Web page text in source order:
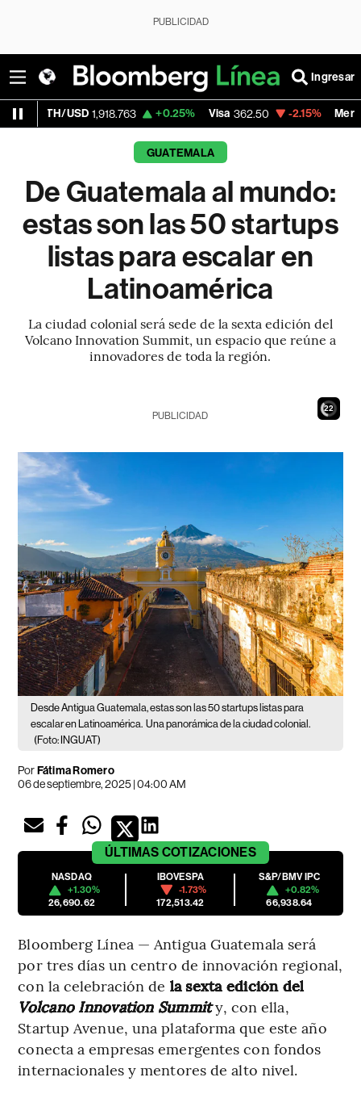
PUBLICIDAD
Ingresar
1,918.763 +0.25% Visa 362.50 -2.15% MercadoLibre
GUATEMALA
De Guatemala al mundo:
estas son las 50 startups
listas para escalar en
Latinoamérica
La ciudad colonial será sede de la sexta edición del
Volcano Innovation Summit, un espacio que reúne a
innovadores de toda la región.
20
PUBLICIDAD
Desde Antigua Guatemala, estas son las 50 startups listas para
escalar en Latinoamérica. Una panorámica de la ciudad colonial.
(Foto: INGUAT)
PorFátima Romero
06 de septiembre, 2025 | 04:00 AM
ÚLTIMAS COTIZACIONES
NASDAQ
+1.30%
26,690.62
IBOVESPA
-1.73%
172,513.42
S&P/BMV IPC
+0.82%
66,938.64
Bloomberg Línea — Antigua Guatemala será
por tres días un centro de innovación regional,
con la celebración de la sexta edición del
Volcano Innovation Summity, con ella,
Startup Avenue, una plataforma que este año
conecta a empresas emergentes con fondos
internacionales y mentores de alto nivel.